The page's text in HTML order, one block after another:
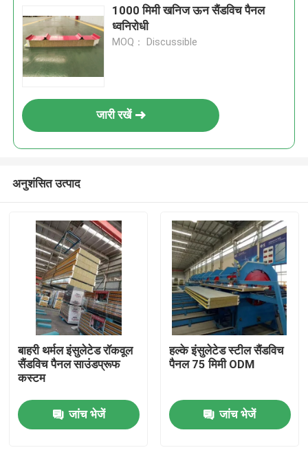
घर
उत्पादों
1000 मिमी खनिज ऊन सैंडविच पैनल
ध्वनिरोधी
MOQ： Discussible
जारी रखें
अनुशंसित उत्पाद
बाहरी थर्मल इंसुलेटेड रॉकवूल
सैंडविच पैनल साउंडप्रूफ
कस्टम
जांच भेजें
हल्के इंसुलेटेड स्टील सैंडविच
पैनल 75 मिमी ODM
जांच भेजें